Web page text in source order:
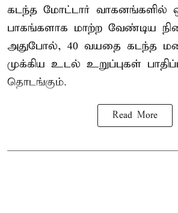
கடந்த மோட்டார் வாகனங்களில்
பாகங்களாக மாற்ற வேண்டிய
அதுபோல், 40 வயதை கடந்த
முக்கிய உடல் உறுப்புகள்
தொடங்கும்.
Read More